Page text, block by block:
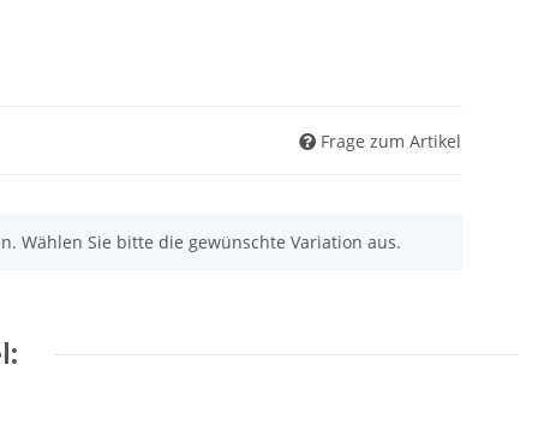
Frage zum Artikel
Wählen Sie bitte die gewünschte Variation aus.